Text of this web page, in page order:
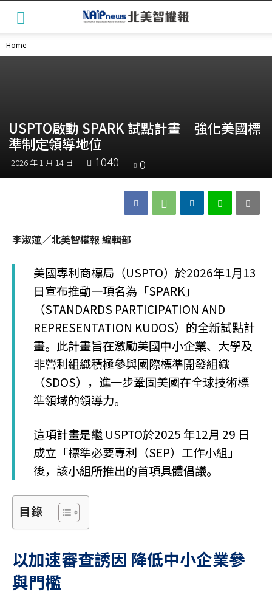
Home
USPTO啟動 SPARK 試點計畫 強化美國標
準制定領導地位
2026 年 1 月 14 日 1040 0
李淑蓮╱北美智權報 編輯部
美國專利商標局（USPTO）於2026年1月13
日宣布推動一項名為「SPARK」
（STANDARDS PARTICIPATION AND
REPRESENTATION KUDOS）的全新試點計
畫。此計畫旨在激勵美國中小企業、大學及
非營利組織積極參與國際標準開發組織
（SDOS），進一步鞏固美國在全球技術標
準領域的領導力。
這項計畫是繼 USPTO於2025 年12月 29 日
成立「標準必要專利（SEP）工作小組」
後，該小組所推出的首項具體倡議。
目錄
以加速審查誘因 降低中小企業參
與門檻